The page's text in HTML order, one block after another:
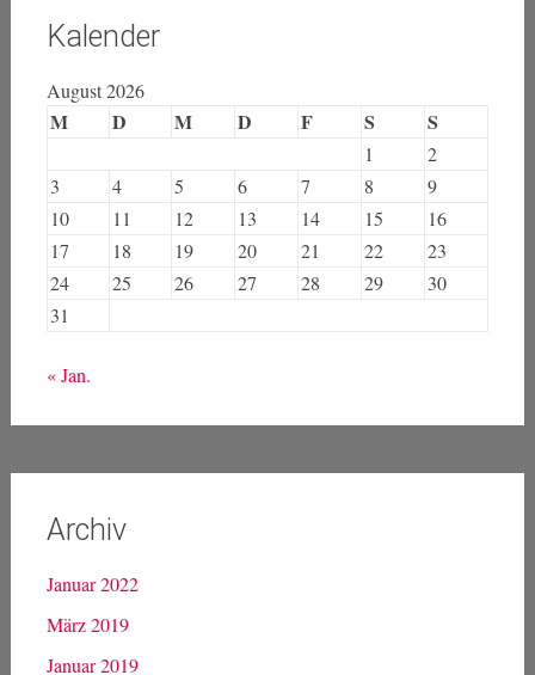
Kalender
August 2026
M D M D F S S
1
2
3
4 5 6 7 8
9
10
11 12 13 14 15
16
17
18 19 20 21 22
23
24
25 26 27 28 29
30
31
« Jan.
Archiv
Januar 2022
März 2019
Januar 2019